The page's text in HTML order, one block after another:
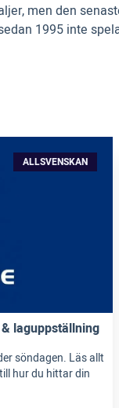
men den
1995 inte
ALLSVENSKAN
laguppställning
söndagen. Läs allt
hur du hittar din